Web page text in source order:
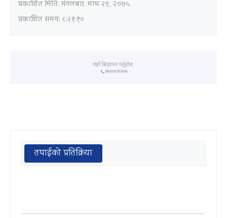
प्रकाशित मिति:मंगलबार, माघ २९, २०७५
प्रकाशित समय: ८:२१:१०
तपाईको प्रतिक्रिया